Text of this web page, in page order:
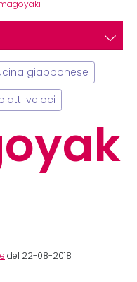
giapponese
veloci
del 22-08-2018